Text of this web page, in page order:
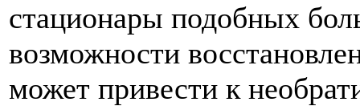
стационары подобных
возможности
может привести к